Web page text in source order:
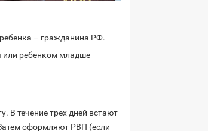
– гражданина РФ.
или ребенком младше
В течение трех дней встают
оформляют РВП (если